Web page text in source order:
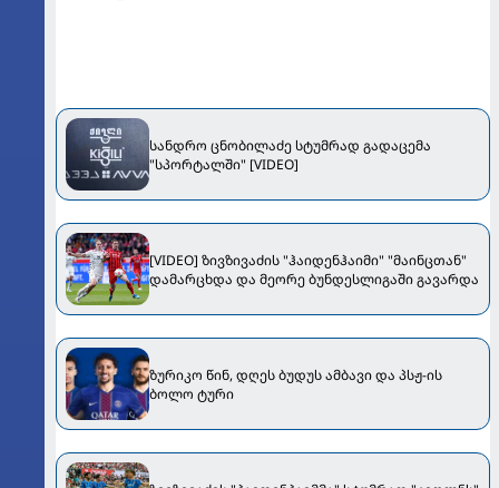
სანდრო ცნობილაძე სტუმრად გადაცემა
"სპორტალში" [VIDEO]
[VIDEO] ზივზივაძის "ჰაიდენჰაიმი" "მაინცთან"
დამარცხდა და მეორე ბუნდესლიგაში გავარდა
ზურიკო წინ, დღეს ბუდუს ამბავი და პსჟ-ის
ბოლო ტური